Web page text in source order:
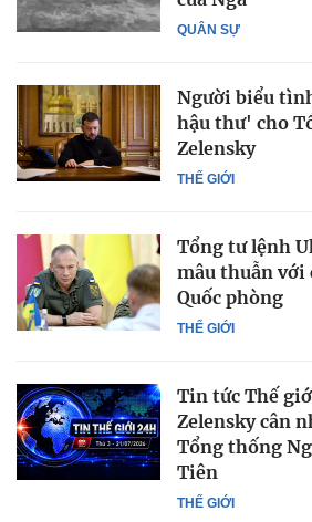
QUÂN SỰ
THẾ GIỚI
Người biểu
hậu thư' cho
Zelensky
THẾ GIỚI
Tổng tư lệnh
mâu thuẫn với
Quốc phòng
THẾ GIỚI
Tin tức Thế
Zelensky cân
Tổng thống
Tiên